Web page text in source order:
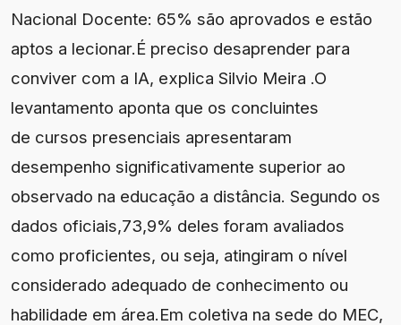
Nacional Docente: 65% são aprovados e estão
aptos a lecionar.É preciso desaprender para
conviver com a IA, explica Silvio Meira .O
levantamento aponta que os concluintes
de cursos presenciais apresentaram
desempenho significativamente superior ao
observado na educação a distância. Segundo os
dados oficiais,73,9% deles foram avaliados
como proficientes, ou seja, atingiram o nível
considerado adequado de conhecimento ou
habilidade em área.Em coletiva na sede do MEC,